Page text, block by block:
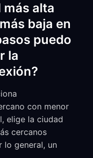
alta
baja en
puedo
la
con menor
elige la ciudad
cercanos
lo general, un